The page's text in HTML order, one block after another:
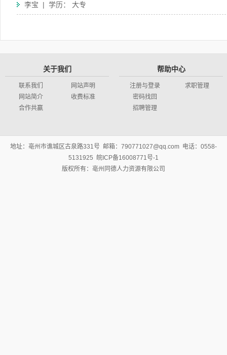
李宝 | 学历： 大专
关于我们
联系我们
网站简介
合作共赢
网站声明
收费标准
帮助中心
注册与登录
密码找回
招聘管理
求职管理
地址：亳州市谯城区古泉路331号 邮箱：790771027@qq.com 电话：0558-
5131925 皖ICP备16008771号-1
版权所有：亳州同德人力资源有限公司